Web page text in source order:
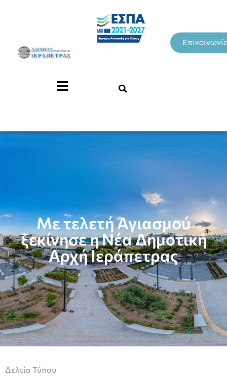
Με τελετή Αγιασμού
ξεκίνησε η Νέα Δημοτική
Αρχή Ιεράπετρας
Δελτία Τύπου